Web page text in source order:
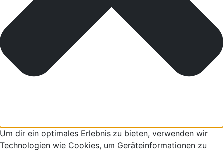
Um dir ein optimales Erlebnis zu bieten, verwenden wir
Technologien wie Cookies, um Geräteinformationen zu